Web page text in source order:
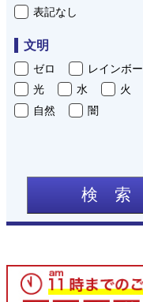
表記なし
文明
ゼロ
レインボー
光
水
火
自然
闇
検 索